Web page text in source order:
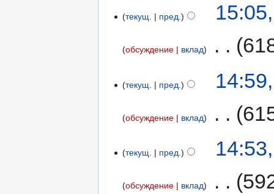
текущ. пред.
обсуждение вклад
текущ. пред.
обсуждение вклад
текущ. пред.
обсуждение вклад